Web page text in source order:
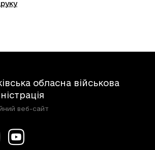
обласна військова
веб-сайт